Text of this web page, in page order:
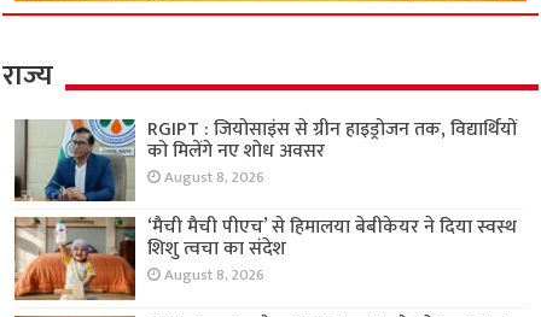
राज्य
RGIPT : जियोसाइंस से ग्रीन हाइड्रोजन तक, विद्यार्थियों
को मिलेंगे नए शोध अवसर
August 8, 2026
‘मैची मैची पीएच’ से हिमालया बेबीकेयर ने दिया स्वस्थ
शिशु त्वचा का संदेश
August 8, 2026